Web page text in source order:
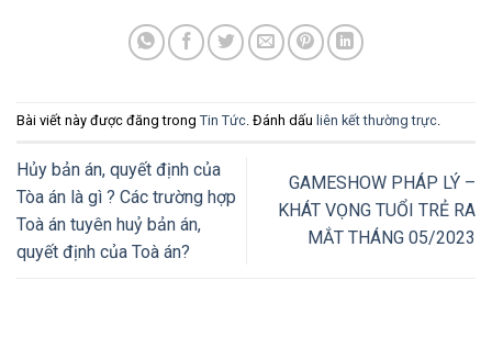
Bài viết này được đăng trong Tin Tức. Đánh dấu liên kết thường trực.
Hủy bản án, quyết định của
Tòa án là gì ? Các trường hợp
Toà án tuyên huỷ bản án,
quyết định của Toà án?
GAMESHOW PHÁP LÝ –
KHÁT VỌNG TUỔI TRẺ RA
MẮT THÁNG 05/2023